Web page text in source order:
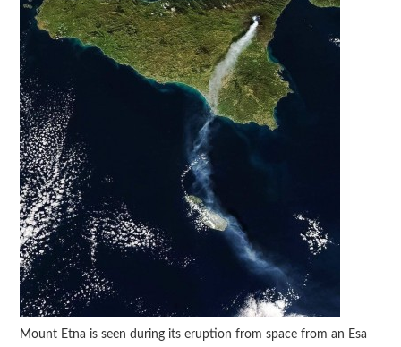
Mount Etna is seen during its eruption from space from an Esa